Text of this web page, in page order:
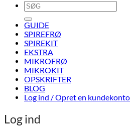
Søg
efter:
GUIDE
SPIREFRØ
SPIREKIT
EKSTRA
MIKROFRØ
MIKROKIT
OPSKRIFTER
BLOG
Log ind / Opret en kundekonto
Log ind